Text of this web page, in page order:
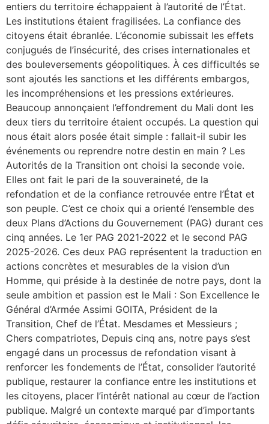
entiers du territoire échappaient à l’autorité de l’État.
Les institutions étaient fragilisées. La confiance des
citoyens était ébranlée. L’économie subissait les effets
conjugués de l’insécurité, des crises internationales et
des bouleversements géopolitiques. À ces difficultés se
sont ajoutés les sanctions et les différents embargos,
les incompréhensions et les pressions extérieures.
Beaucoup annonçaient l’effondrement du Mali dont les
deux tiers du territoire étaient occupés. La question qui
nous était alors posée était simple : fallait-il subir les
événements ou reprendre notre destin en main ? Les
Autorités de la Transition ont choisi la seconde voie.
Elles ont fait le pari de la souveraineté, de la
refondation et de la confiance retrouvée entre l’État et
son peuple. C’est ce choix qui a orienté l’ensemble des
deux Plans d’Actions du Gouvernement (PAG) durant ces
cinq années. Le 1er PAG 2021-2022 et le second PAG
2025-2026. Ces deux PAG représentent la traduction en
actions concrètes et mesurables de la vision d’un
Homme, qui préside à la destinée de notre pays, dont la
seule ambition et passion est le Mali : Son Excellence le
Général d’Armée Assimi GOITA, Président de la
Transition, Chef de l’État. Mesdames et Messieurs ;
Chers compatriotes, Depuis cinq ans, notre pays s’est
engagé dans un processus de refondation visant à
renforcer les fondements de l’État, consolider l’autorité
publique, restaurer la confiance entre les institutions et
les citoyens, placer l’intérêt national au cœur de l’action
publique. Malgré un contexte marqué par d’importants